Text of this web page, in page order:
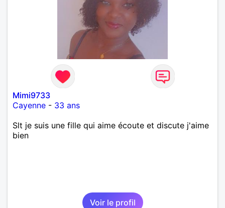
Mimi9733
Cayenne - 33 ans
Slt je suis une fille qui aime écoute et discute j'aime
bien
Voir le profil